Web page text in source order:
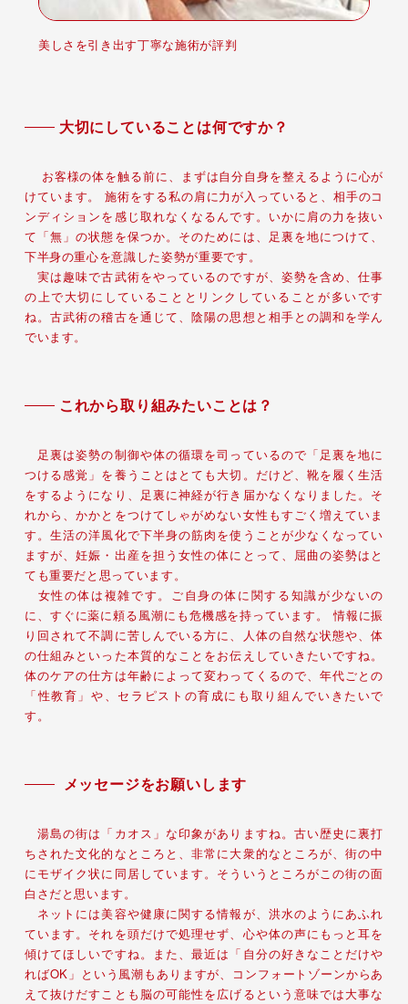
美しさを引き出す丁寧な施術が評判
大切にしていることは何ですか？
お客様の体を触る前に、まずは自分自身を整えるように心が
けています。 施術をする私の肩に力が入っていると、相手のコ
ンディションを感じ取れなくなるんです。いかに肩の力を抜い
て「無」の状態を保つか。そのためには、足裏を地につけて、
下半身の重心を意識した姿勢が重要です。
実は趣味で古武術をやっているのですが、姿勢を含め、仕事
の上で大切にしていることとリンクしていることが多いです
ね。古武術の稽古を通じて、陰陽の思想と相手との調和を学ん
でいます。
これから取り組みたいことは？
足裏は姿勢の制御や体の循環を司っているので「足裏を地に
つける感覚」を養うことはとても大切。だけど、靴を履く生活
をするようになり、足裏に神経が行き届かなくなりました。そ
れから、かかとをつけてしゃがめない女性もすごく増えていま
す。生活の洋風化で下半身の筋肉を使うことが少なくなってい
ますが、妊娠・出産を担う女性の体にとって、屈曲の姿勢はと
ても重要だと思っています。
女性の体は複雑です。ご自身の体に関する知識が少ないの
に、すぐに薬に頼る風潮にも危機感を持っています。 情報に振
り回されて不調に苦しんでいる方に、人体の自然な状態や、体
の仕組みといった本質的なことをお伝えしていきたいですね。
体のケアの仕方は年齢によって変わってくるので、年代ごとの
「性教育」や、セラピストの育成にも取り組んでいきたいで
す。
メッセージをお願いします
湯島の街は「カオス」な印象がありますね。古い歴史に裏打
ちされた文化的なところと、非常に大衆的なところが、街の中
にモザイク状に同居しています。そういうところがこの街の面
白さだと思います。
ネットには美容や健康に関する情報が、洪水のようにあふれ
ています。それを頭だけで処理せず、心や体の声にもっと耳を
傾けてほしいですね。また、最近は「自分の好きなことだけや
ればOK」という風潮もありますが、コンフォートゾーンからあ
えて抜けだすことも脳の可能性を広げるという意味では大事な